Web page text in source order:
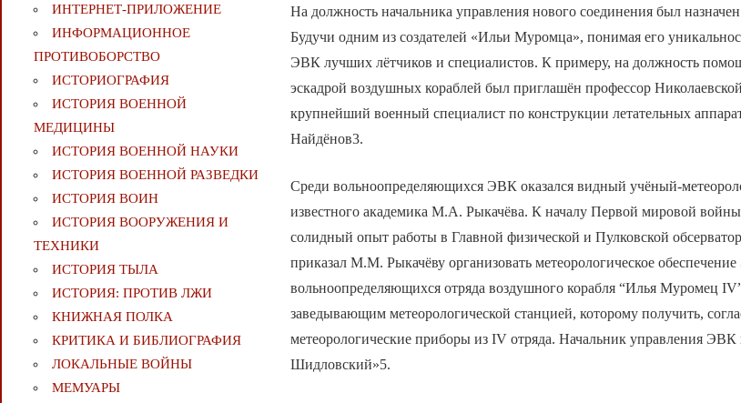
На должность начальника управления нового соединения был
Будучи одним из создателей «Ильи Муромца», понимая его
ЭВК лучших лётчиков и специалистов. К примеру, на должность
эскадрой воздушных кораблей был приглашён профессор
крупнейший военный специалист по конструкции летательных
Найдёнов3.
Среди вольноопределяющихся ЭВК оказался видный учёный-
известного академика М.А. Рыкачёва. К началу Первой мировой
солидный опыт работы в Главной физической и Пулковской
приказал М.М. Рыкачёву организовать метеорологическое
вольноопределяющихся отряда воздушного корабля “Илья Муромец
заведывающим метеорологической станцией, которому получить,
метеорологические приборы из IV отряда. Начальник управления ЭВК
Шидловский»5.
ИНТЕРНЕТ-ПРИЛОЖЕНИЕ
ИНФОРМАЦИОННОЕ
ПРОТИВОБОРСТВО
ИСТОРИОГРАФИЯ
ИСТОРИЯ ВОЕННОЙ
МЕДИЦИНЫ
ИСТОРИЯ ВОЕННОЙ НАУКИ
ИСТОРИЯ ВОЕННОЙ РАЗВЕДКИ
ИСТОРИЯ ВОИН
ИСТОРИЯ ВООРУЖЕНИЯ И
ТЕХНИКИ
ИСТОРИЯ ТЫЛА
ИСТОРИЯ: ПРОТИВ ЛЖИ
КНИЖНАЯ ПОЛКА
КРИТИКА И БИБЛИОГРАФИЯ
ЛОКАЛЬНЫЕ ВОЙНЫ
МЕМУАРЫ